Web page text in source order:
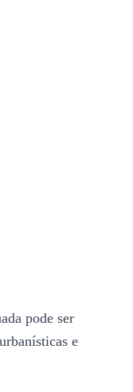
pode ser
e